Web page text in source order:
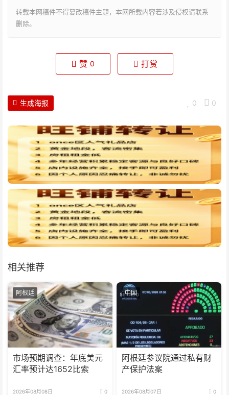
转载本网稿件不得篡改稿件主题，本网所载内容若涉及侵权请联系
删除。
赞 0 打赏
0 0
生成海报
相关推荐
阿根廷
市场预期调查：年底美元
汇率预计达1652比索
2026年08月08日 0
中国
阿根廷参议院通过私有财
产保护法案
2026年08月07日 0